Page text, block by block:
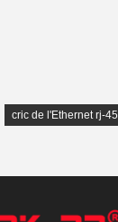
cric de l'Ethernet rj-45